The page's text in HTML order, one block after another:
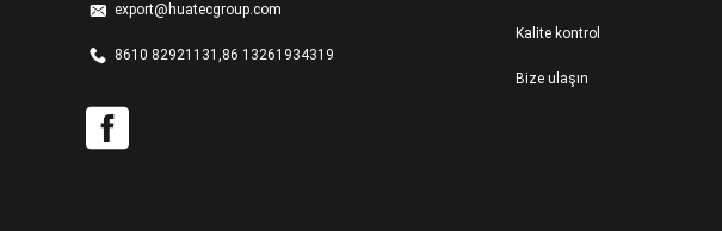
export@huatecgroup.com
8610 82921131,86 13261934319
Kalite kontrol
Bize ulaşın